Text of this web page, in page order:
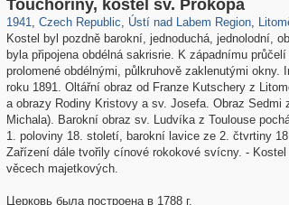
Touchořiny, kostel sv. Prokopa
1941, Czech Republic, Ústí nad Labem Region,
Kostel byl pozdně barokní, jednoduchá, jednolodní,
byla připojena obdélná sakrisrie. K západnímu
prolomené obdélnými, půlkruhově zaklenutými
roku 1891. Oltářní obraz od Franze Kutschery z
a obrazy Rodiny Kristovy a sv. Josefa. Obraz
Michala). Barokní obraz sv. Ludvíka z Toulouse
1. poloviny 18. století, barokní lavice ze 2. čtvrtiny
Zařízení dále tvořily cínové rokokové svícny. -
věcech majetkových.
Церковь была построена в 1788 г.